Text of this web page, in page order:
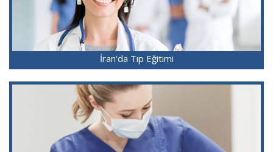
İran'da Tıp Eğitimi